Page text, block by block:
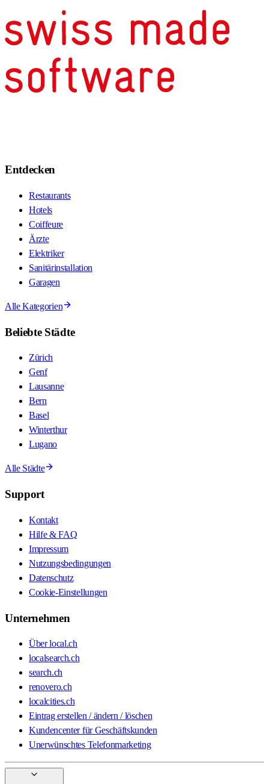
Entdecken
Restaurants
Hotels
Coiffeure
Ärzte
Elektriker
Sanitärinstallation
Garagen
Alle Kategorien
Beliebte Städte
Zürich
Genf
Lausanne
Bern
Basel
Winterthur
Lugano
Alle Städte
Support
Kontakt
Hilfe & FAQ
Impressum
Nutzungsbedingungen
Datenschutz
Cookie-Einstellungen
Unternehmen
Über local.ch
localsearch.ch
search.ch
renovero.ch
localcities.ch
Eintrag erstellen / ändern / löschen
Kundencenter für Geschäftskunden
Unerwünschtes Telefonmarketing